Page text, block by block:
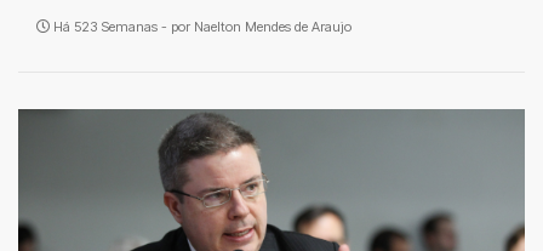
Há 523 Semanas - por Naelton Mendes de Araujo